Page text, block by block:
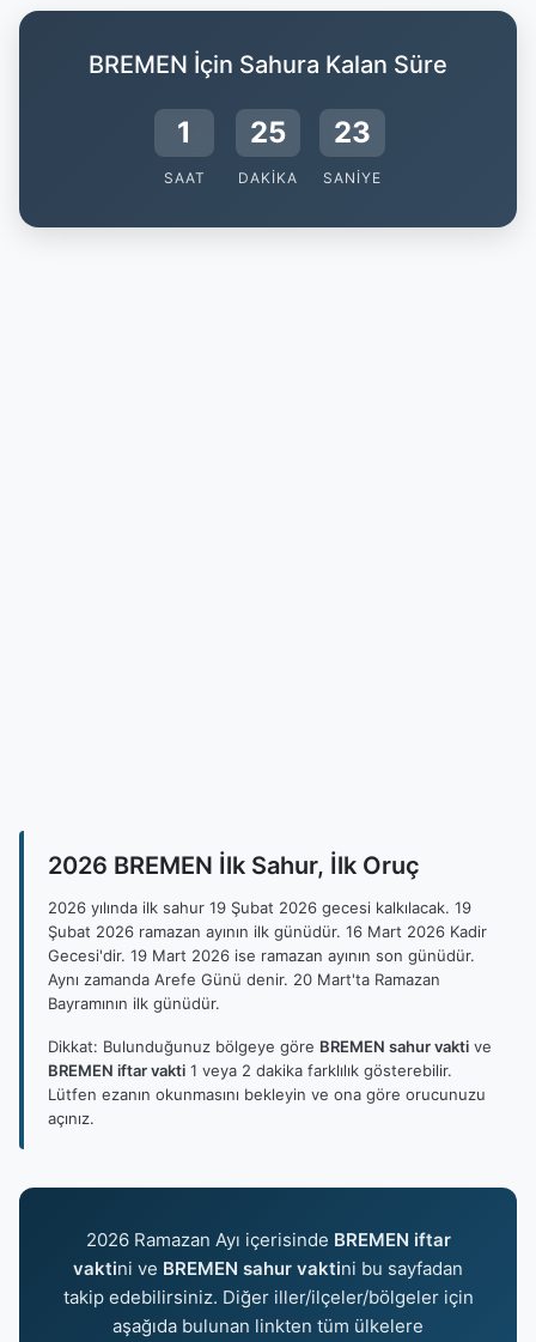
BREMEN İçin Sahura Kalan Süre
1
SAAT
25
DAKIKA
22
SANIYE
2026 BREMEN İlk Sahur, İlk Oruç
2026 yılında ilk sahur 19 Şubat 2026 gecesi kalkılacak. 19
Şubat 2026 ramazan ayının ilk günüdür. 16 Mart 2026 Kadir
Gecesi'dir. 19 Mart 2026 ise ramazan ayının son günüdür.
Aynı zamanda Arefe Günü denir. 20 Mart'ta Ramazan
Bayramının ilk günüdür.
Dikkat: Bulunduğunuz bölgeye göre BREMEN sahur vakti ve
BREMEN iftar vakti 1 veya 2 dakika farklılık gösterebilir.
Lütfen ezanın okunmasını bekleyin ve ona göre orucunuzu
açınız.
2026 Ramazan Ayı içerisinde BREMEN iftar
vaktini ve BREMEN sahur vaktini bu sayfadan
takip edebilirsiniz. Diğer iller/ilçeler/bölgeler için
aşağıda bulunan linkten tüm ülkelere